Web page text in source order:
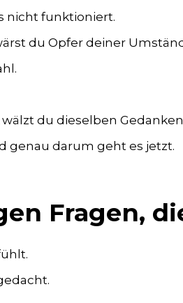
nicht funktioniert.
du Opfer deiner
du dieselben
genau darum geht es jetzt.
Fragen,